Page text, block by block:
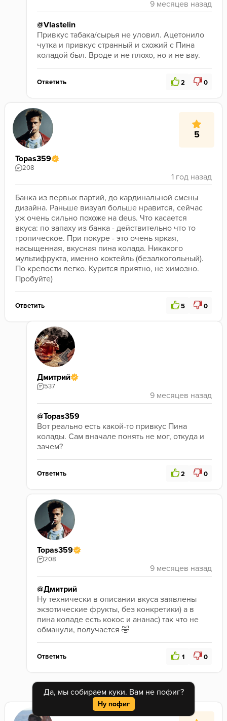
Да, мы собираем куки. Вам не пофиг?
Ну пофиг
@Vlastelin
Привкус табака/сырья не уловил. Ацетонило
чутка и привкус странный и схожий с Пина
коладой был. Вроде и не плохо, но и не вау.
Ответить 2 0
5
Topas359
208
Банка из первых партий, до кардинальной смены
дизайна. Раньше визуал больше нравится, сейчас
уж очень сильно похоже на deus. Что касается
вкуса: по запаху из банка - действительно что то
тропическое. При покуре - это очень яркая,
насыщенная, вкусная пина колада. Никакого
мультифрукта, именно коктейль (безалкогольный).
По крепости легко. Курится приятно, не химозно.
Пробуйте)
Ответить 5 0
Дмитрий
537
@Topas359
Вот реально есть какой-то привкус Пина
колады. Сам вначале понять не мог, откуда и
зачем?
Ответить 2 0
Topas359
208
@Дмитрий
Ну технически в описании вкуса заявлены
экзотические фрукты, без конкретики) а в
пина коладе есть кокос и ананас) так что не
обманули, получается 🤣
Ответить 1 0
СМОТРЕТЬ ВСЕ (3)